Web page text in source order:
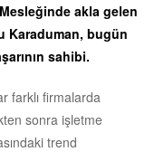
akla gelen
Karaduman, bugün
sahibi.
farklı firmalarda
sonra işletme
trend